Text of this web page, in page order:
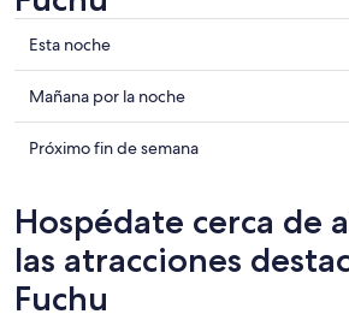
Ver
precios
de
propiedades
en
esta
noche,
9
ago
Esta noche
Ver
precios
de
Fuchu
mañana
por
Mañana por la noche
Ver
propiedades
en
Fuchu
para
Próximo fin de semana
Hospédate cerca de
las atracciones
Fuchu